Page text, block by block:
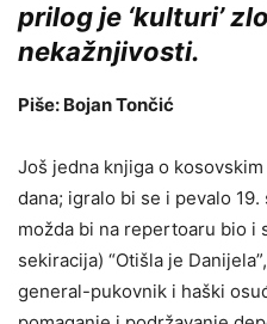
prilog je ‘kulturi’
nekažnjivosti.
Piše: Bojan Tončić
Još jedna knjiga o
dana; igralo bi se i pevalo
možda bi na repertoaru bio i
sekiracija) “Otišla je
general-pukovnik i haški